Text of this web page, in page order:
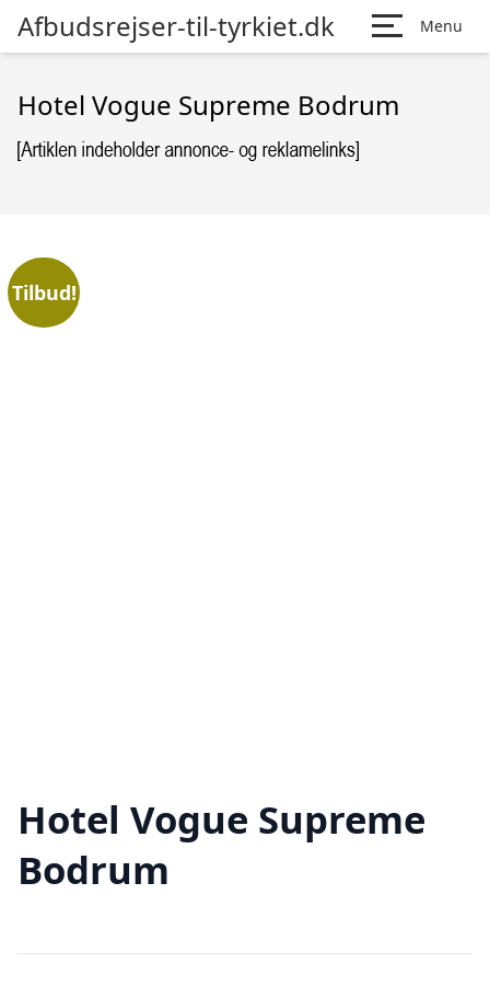
Afbudsrejser-til-tyrkiet.dk Menu
Hotel Vogue Supreme Bodrum
Tilbud!
Hotel Vogue Supreme
Bodrum